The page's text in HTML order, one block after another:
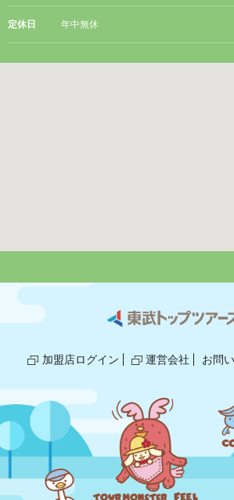
定休日 年中無休
加盟店ログイン 運営会社 お問